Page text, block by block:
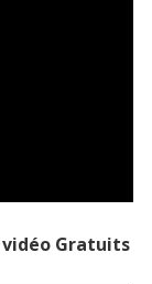
vidéo Gratuits